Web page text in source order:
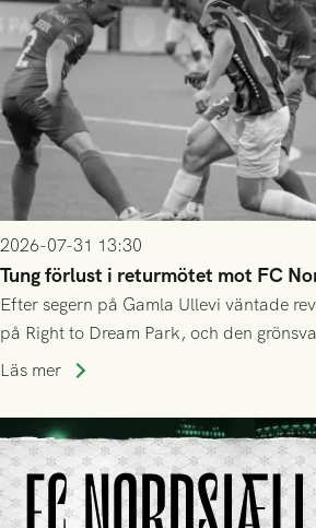
2026-07-31 13:30
Tung förlust i returmötet mot FC
Efter segern på Gamla Ullevi väntade
på Right to Dream Park, och den
upphöra efter mindre än kvarten spelad.
tennissiffror och det grönsvarta
Läs mer